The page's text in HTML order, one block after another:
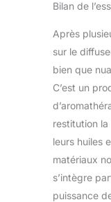
Bilan de
Après
sur le
bien que
C’est un
restitution
leurs huiles
matériaux
s’intègre
puissance